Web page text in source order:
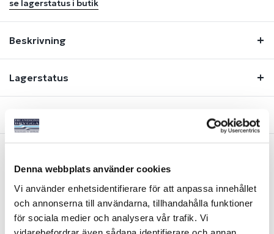
Denna webbplats använder cookies
Vi använder enhetsidentifierare för att anpassa innehållet
och annonserna till användarna, tillhandahålla funktioner
för sociala medier och analysera vår trafik. Vi
vidarebefordrar även sådana identifierare och annan
se lagerstatus i butik
Beskrivning
Lagerstatus
Liknande produkter